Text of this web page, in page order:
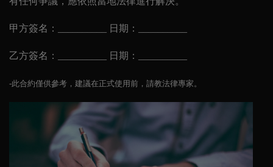
甲方簽名：__________ 日期：__________
乙方簽名：__________ 日期：__________
-此合約僅供參考，建議在正式使用前，請教法律專家。